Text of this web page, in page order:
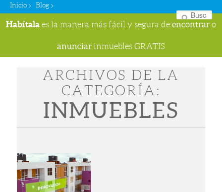
Inicio > Blog >
Habítala es la manera más fácil y segura de encontrar o
anunciar inmuebles GRATIS
ARCHIVOS DE LA
CATEGORÍA:
INMUEBLES